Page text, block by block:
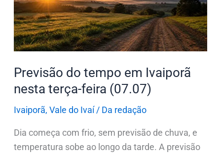
Previsão do tempo em Ivaiporã
nesta terça-feira (07.07)
Ivaiporã, Vale do Ivaí/ Da redação
Dia começa com frio, sem previsão de chuva, e
temperatura sobe ao longo da tarde. A previsão
Ivaiporã
nesta
terça-
feira